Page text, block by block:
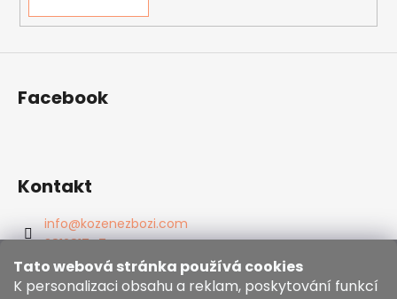
Tato webová stránka používá cookies
K personalizaci obsahu a reklam, poskytování funkcí
Facebook
Kontakt
info@kozenezbozi.com
381281747
603225633
https://www.facebook.com/kozenezbozi/